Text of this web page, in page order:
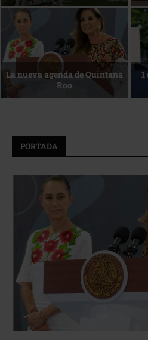
Reconocimiento de viajeros
PORTADA